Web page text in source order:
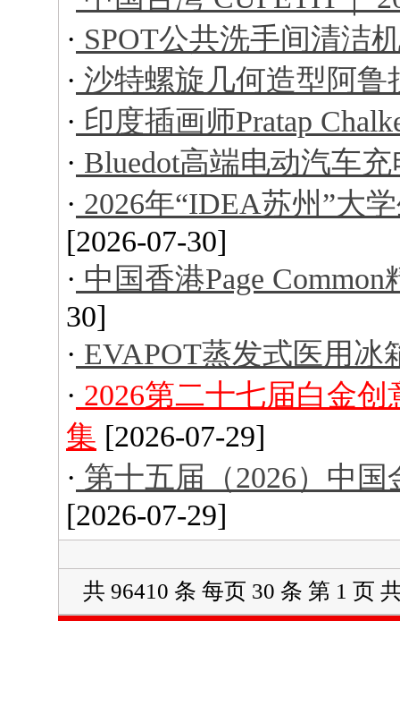
· SPOT公共洗手间清洁
· 沙特螺旋几何造型阿鲁
· 印度插画师Pratap
· Bluedot高端电动汽车
· 2026年“IDEA苏州”大
[2026-07-30]
· 中国香港Page
30]
· EVAPOT蒸发式医用冰
· 2026第二十七届白金
集 [2026-07-29]
· 第十五届（2026）中
[2026-07-29]
共 96410 条 每页 30 条 第 1 页